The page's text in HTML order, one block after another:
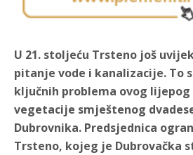
U 21. stoljeću Trsteno još
pitanje vode i kanalizacije. To
ključnih problema ovog
vegetacije smještenog
Dubrovnika. Predsjednica
Trsteno, kojeg je Dubrovačka